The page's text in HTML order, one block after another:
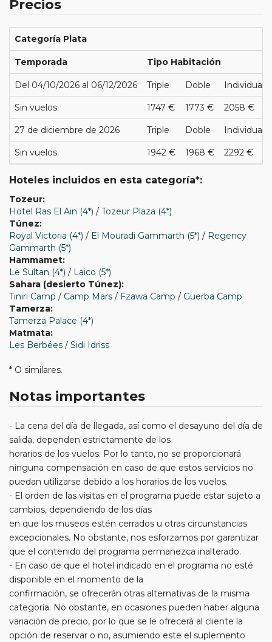
Precios
Categoría Plata
Temporada Tipo Habitación
Del 04/10/2026 al 06/12/2026 Triple Doble Individual
Sin vuelos 1747 € 1773 € 2058 €
27 de diciembre de 2026 Triple Doble Individual
Sin vuelos 1942 € 1968 € 2292 €
Hoteles incluidos en esta categoría*:
Tozeur:
Hotel Ras El Ain (4*) / Tozeur Plaza (4*)
Túnez:
Royal Victoria (4*) / El Mouradi Gammarth (5*) / Regency
Gammarth (5*)
Hammamet:
Le Sultan (4*) / Laico (5*)
Sahara (desierto Túnez):
Tiniri Camp / Camp Mars / Fzawa Camp / Guerba Camp
Tamerza:
Tamerza Palace (4*)
Matmata:
Les Berbées / Sidi Idriss
* O similares.
Notas importantes
- La cena del día de llegada, así como el desayuno del día de
salida, dependen estrictamente de los
horarios de los vuelos. Por lo tanto, no se proporcionará
ninguna compensación en caso de que estos servicios no
puedan utilizarse debido a los horarios de los vuelos.
- El orden de las visitas en el programa puede estar sujeto a
cambios, dependiendo de los días
en que los museos estén cerrados u otras circunstancias
excepcionales. No obstante, nos esforzamos por garantizar
que el contenido del programa permanezca inalterado.
- En caso de que el hotel indicado en el programa no esté
disponible en el momento de la
confirmación, se ofrecerán otras alternativas de la misma
categoría. No obstante, en ocasiones pueden haber alguna
variación de precio, por lo que se le ofrecerá al cliente la
opción de reservar o no, asumiendo este el suplemento